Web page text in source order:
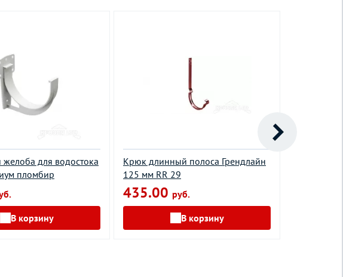
для водостока
пломбир
В корзину
Крюк длинный полоса Грендлайн
125 мм RR 29
435.00 руб.
В корзину